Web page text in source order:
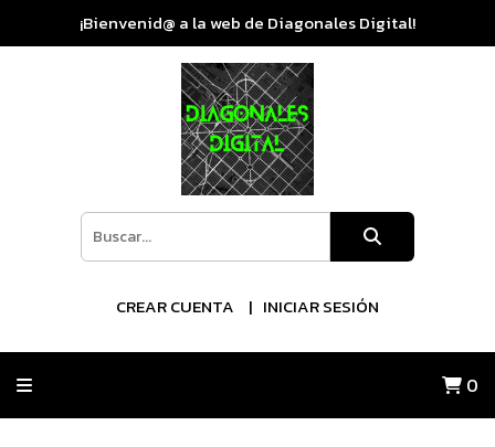
¡Bienvenid@ a la web de Diagonales Digital!
CREAR CUENTA INICIAR SESIÓN
0